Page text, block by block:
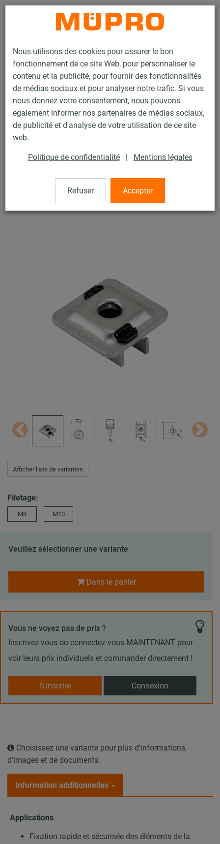
Nous utilisons des cookies pour assurer le bon
fonctionnement de ce site Web, pour personnaliser le
contenu et la publicité, pour fournir des fonctionnalités
de médias sociaux et pour analyser notre trafic. Si vous
nous donnez votre consentement, nous pouvons
également informer nos partenaires de médias sociaux,
de publicité et d'analyse de votre utilisation de ce site
web.
Politique de confidentialité | Mentions légales
Refuser Accepter
Contact
Produits Protection incendie
Fixations testées au feu
Produits en inox avec essai au feu
Fixation rapide MPC+
Fixation rapide MPC+
avec filetage intérieur, inox
Afficher liste de variantes
Filetage:
M8 M10
Veuillez sélectionner une variante
Dans le panier
Vous ne voyez pas de prix ?
Inscrivez-vous ou connectez-vous MAINTENANT pour
voir leurs prix individuels et commander directement !
S'inscrire Connexion
Choisissez une variante pour plus d'informations,
d'images et de documents.
Information additionnelles
Applications
Fixation rapide et sécurisée des éléments de la